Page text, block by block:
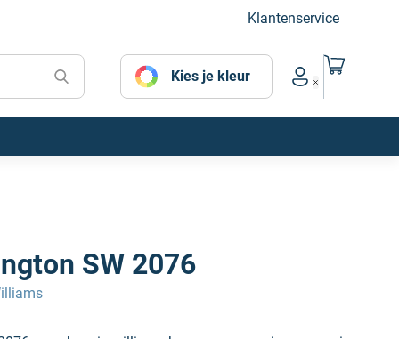
Klantenservice
Kies je kleur
Account menu
Naar mijn
SW 2076